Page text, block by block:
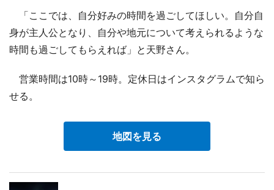
「ここでは、自分好みの時間を過ごしてほしい。自分自
身が主人公となり、自分や地元について考えられるような
時間も過ごしてもらえれば」と天野さん。
営業時間は10時～19時。定休日はインスタグラムで知ら
せる。
地図を見る